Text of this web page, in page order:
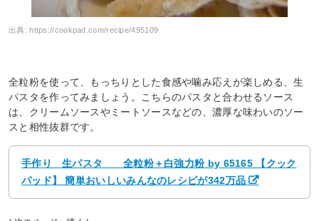
出典:https://cookpad.com/recipe/495109
全粒粉を使って、もっちりとした食感や噛み応えが楽しめる、生
パスタを作ってみましょう。こちらのパスタと合わせるソース
は、クリームソースやミートソースなどの、濃厚な味わいのソー
スと相性抜群です。
手作り 生パスタ 全粒粉＋白強力粉 by 65165 【クック
パッド】 簡単おいしいみんなのレシピが342万品